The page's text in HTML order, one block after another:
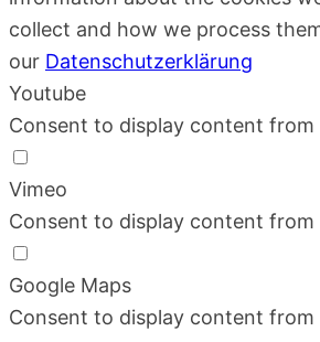
collect and how we process
our Datenschutzerklärung
Youtube
Consent to display content from
Vimeo
Consent to display content from
Google Maps
Consent to display content from